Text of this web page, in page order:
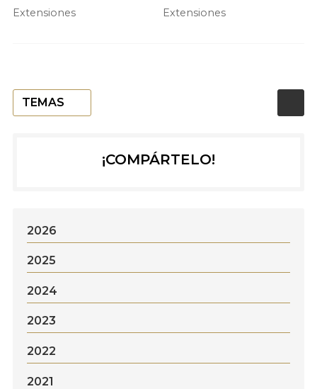
TEMAS
Extensiones
tus extensiones
Extensiones
¡COMPÁRTELO!
2026
2025
2024
2023
2022
2021